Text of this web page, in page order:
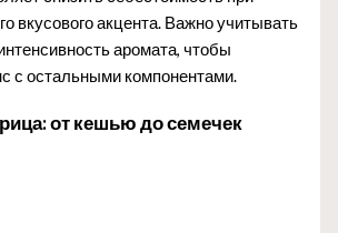
вкусового акцента. Важно учитывать
аромата, чтобы
с остальными компонентами.
от кешью до семечек